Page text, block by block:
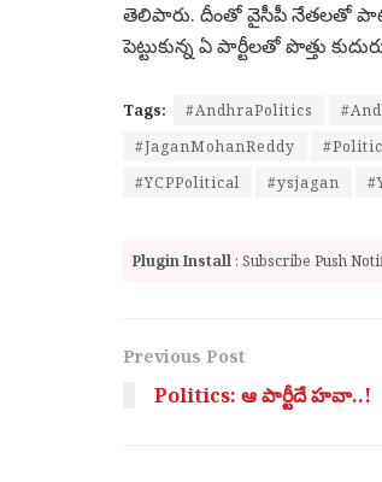
తెలిపారు. దీంతో వైసీపీ నేతలతో
పెట్టుకున్న ఏ పార్టీలతో పొత్తు
Tags: #AndhraPolitics
#JaganMohanReddy
#YCPPolitical
#ysjagan
Plugin Install : Subscribe Push
Previous Post
Politics: ఆ పార్టీదే హవా..!